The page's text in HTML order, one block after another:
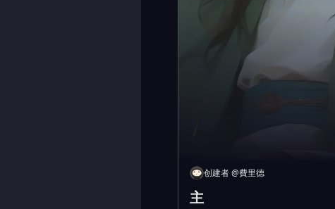
创建者@費里德
主